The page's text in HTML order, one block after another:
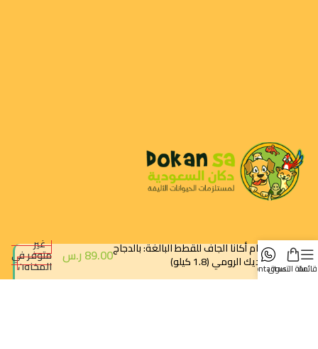
قائمةسلة التسوقcontact us
طعام أكانا الجاف للقطط البالغة: بالدجاج
والديك الرومي (1.8 كيلو) 89.00 ر.س
غير
متوفر في
المخزون